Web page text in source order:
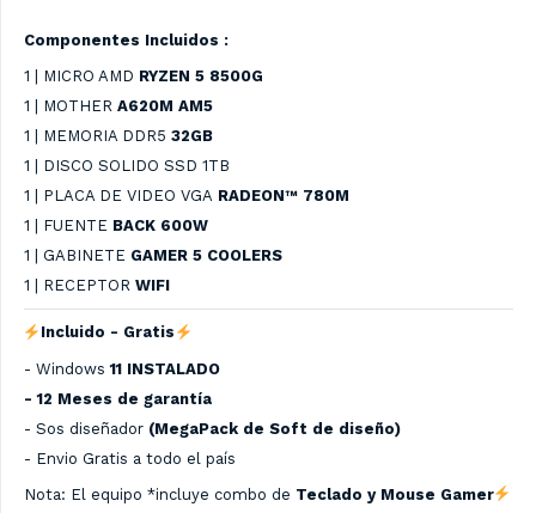
Componentes Incluidos :
1 | MICRO AMD RYZEN 5 8500G
1 | MOTHER A620M AM5
1 | MEMORIA DDR5 32GB
1 | DISCO SOLIDO SSD 1TB
1 | PLACA DE VIDEO VGA RADEON™ 780M
1 | FUENTEBACK 600W
1 | GABINETE GAMER 5 COOLERS
1 | RECEPTOR WIFI
Incluido - Gratis
- Windows 11 INSTALADO
- 12 Meses de garantía
- Sos diseñador (MegaPack de Soft de diseño)
- Envio Gratis a todo el país
Nota: El equipo *incluye combo de Teclado y Mouse Gamer